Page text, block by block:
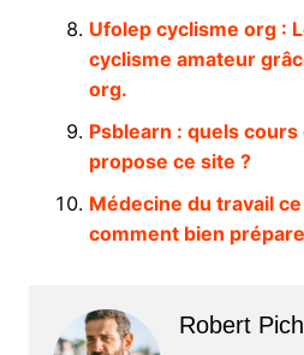
Ufolep cyclisme org :
cyclisme amateur
org.
Psblearn : quels
propose ce site ?
Médecine du travail
comment bien
Robert